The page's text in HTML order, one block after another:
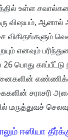
உள்ள
விஷயம், ஆனால்
விகிதங்களும்
எனவும்
26 பொது
எண்ணிக்கை
சராசரி
மருத்துவச்
ஈஸியா